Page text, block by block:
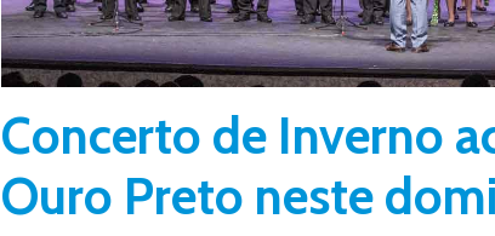
Concerto de Inverno
Ouro Preto neste